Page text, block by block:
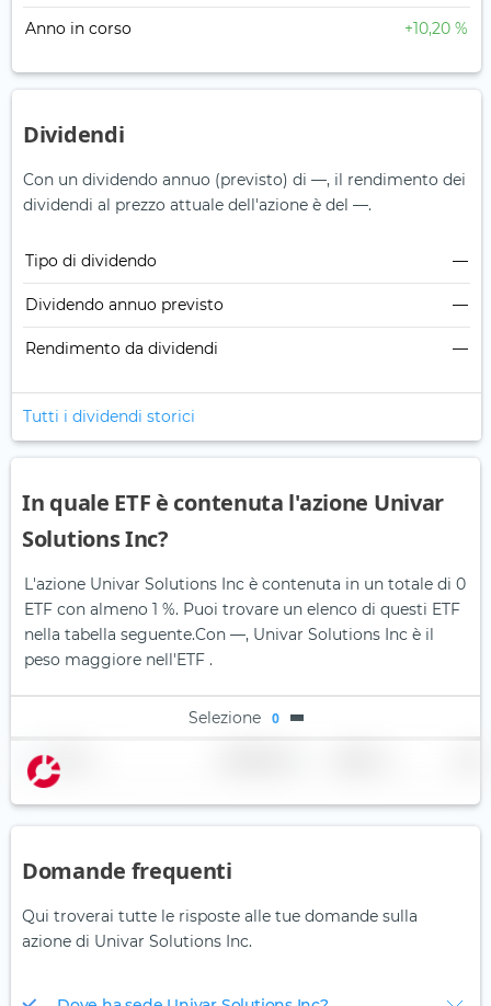
Anno in corso +10,20 %
Dividendi
Con un dividendo annuo (previsto) di —, il rendimento dei
dividendi al prezzo attuale dell'azione è del —.
Tipo di dividendo —
Dividendo annuo previsto —
Rendimento da dividendi —
Tutti i dividendi storici
In quale ETF è contenuta l'azione Univar
Solutions Inc?
L'azione Univar Solutions Inc è contenuta in un totale di 0
ETF con almeno 1 %. Puoi trovare un elenco di questi ETF
nella tabella seguente.Con —, Univar Solutions Inc è il
peso maggiore nell'ETF .
Selezione 0
Nome
Domande frequenti
Qui troverai tutte le risposte alle tue domande sulla
azione di Univar Solutions Inc.